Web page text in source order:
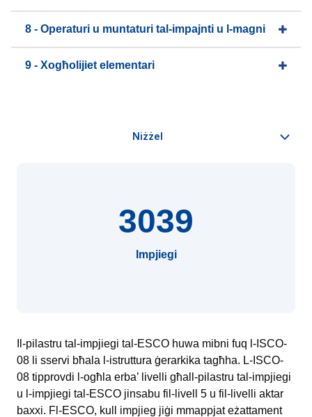
8 - Operaturi u muntaturi tal-impajnti u l-magni
9 - Xogħolijiet elementari
3039
Impjiegi
Il-pilastru tal-impjiegi tal-ESCO huwa mibni fuq l-ISCO-
08 li sservi bħala l-istruttura ġerarkika tagħha. L-ISCO-
08 tipprovdi l-ogħla erba’ livelli għall-pilastru tal-impjiegi
u l-impjiegi tal-ESCO jinsabu fil-livell 5 u fil-livelli aktar
baxxi. Fl-ESCO, kull impjieg jiġi mmappjat eżattament